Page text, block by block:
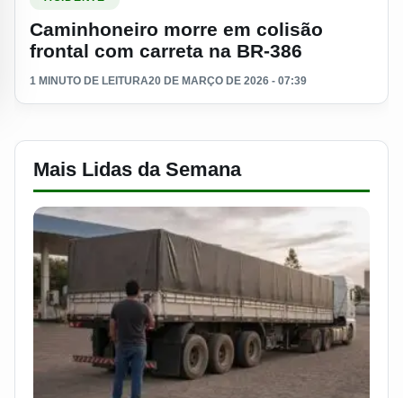
Caminhoneiro morre em colisão
frontal com carreta na BR-386
1 MINUTO DE LEITURA20 DE MARÇO DE 2026 - 07:39
Mais Lidas da Semana